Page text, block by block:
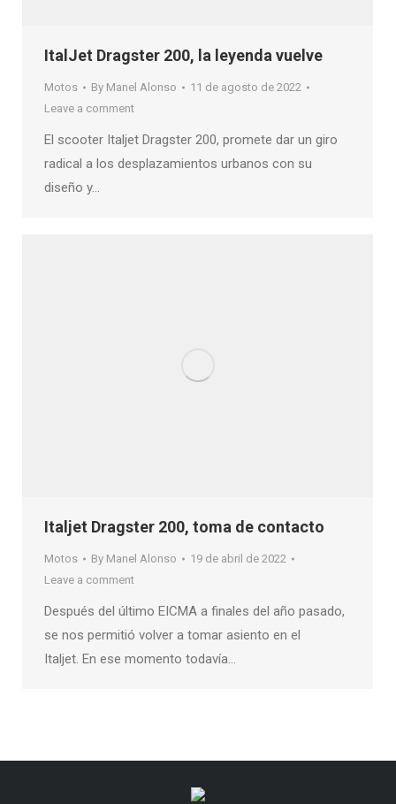
ItalJet Dragster 200, la leyenda vuelve
Motos By Manel Alonso
11 de agosto de 2022
Leave a comment
El scooter Italjet Dragster 200, promete dar un giro
radical a los desplazamientos urbanos con su
diseño y…
Italjet Dragster 200, toma de contacto
Motos By Manel Alonso
19 de abril de 2022
Leave a comment
Después del último EICMA a finales del año pasado,
se nos permitió volver a tomar asiento en el
Italjet. En ese momento todavía…